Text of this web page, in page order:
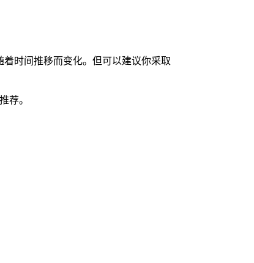
时间推移而变化。但可以建议你采取
荐。